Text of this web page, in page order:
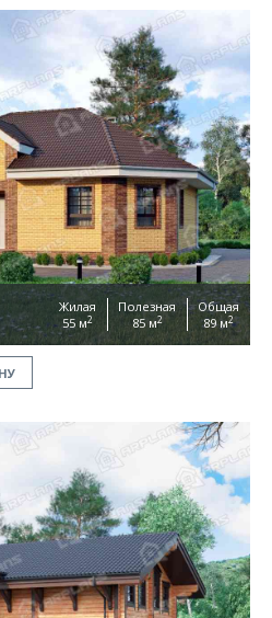
Жилая
55 м2
Полезная
85 м2
Общая
89 м2
персональных данных
the GooglePrivacy PolicyandTerms of Service
ОТПРАВИТЬ